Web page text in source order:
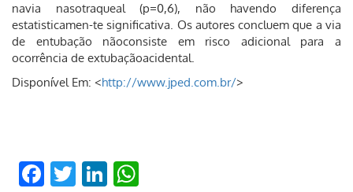
navia nasotraqueal (p=0,6), não havendo diferença
estatisticamen-te significativa. Os autores concluem que a via
de entubação nãoconsiste em risco adicional para a
ocorrência de extubaçãoacidental.
Disponível Em: <http://www.jped.com.br/>
Facebook
TwitterLinkedIn